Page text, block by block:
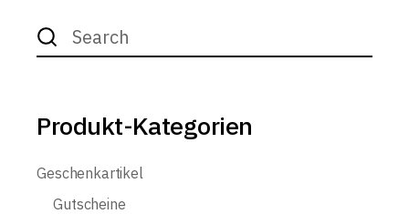
Search
for:
Produkt-Kategorien
Geschenkartikel
Gutscheine